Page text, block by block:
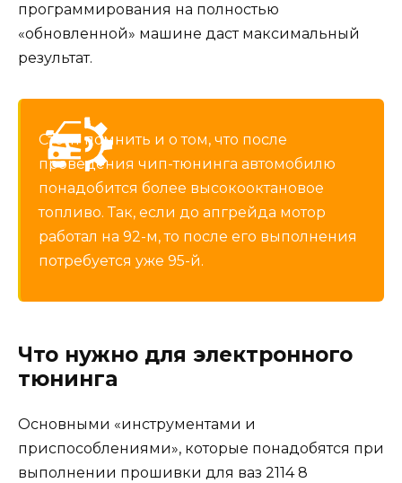
программирования на полностью
«обновленной» машине даст максимальный
результат.
Стоит помнить и о том, что после
проведения чип-тюнинга автомобилю
понадобится более высокооктановое
топливо. Так, если до апгрейда мотор
работал на 92-м, то после его выполнения
потребуется уже 95-й.
Что нужно для электронного
тюнинга
Основными «инструментами и
приспособлениями», которые понадобятся при
выполнении прошивки для ваз 2114 8